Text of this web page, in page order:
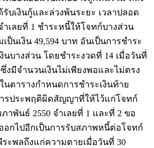
รับเงินกู้และล่วงพ้นระยะ เวลาปลอด
ำเลยที่ 1 ชำระหนี้ให้โจทก์บางส่วน
เป็นเงิน 49,594 บาท อันเป็นการชำระ
นบางส่วน โดยชำระงวดที่ 14 เมื่อวันที่
งมีจำนวนเงินไม่เพียงพอและไม่ตรง
ตารางกำหนดการชำระเงินท้าย
รประพฤติผิดสัญญาที่ให้ไว้แก่โจทก์
าพันธ์ 2550 จำเลยที่ 1 และที่ 2 ขอ
กไปอีกเป็นการรับสภาพหนี้ต่อโจทก์
ะพลถึงแก่ความตายเมื่อวันที่ 30